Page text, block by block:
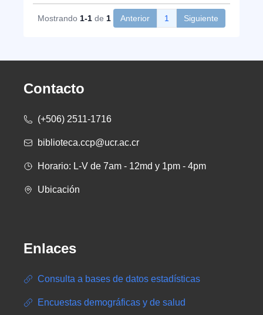
Mostrando 1-1 de 1 Anterior 1 Siguiente
Contacto
(+506) 2511-1716
biblioteca.ccp@ucr.ac.cr
Horario: L-V de 7am - 12md y 1pm - 4pm
Ubicación
Enlaces
Consulta a bases de datos estadísticas
Encuestas demográficas y de salud